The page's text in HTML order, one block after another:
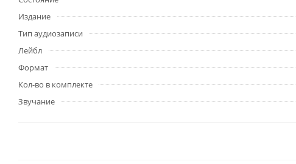
Издание
Тип аудиозаписи
Лейбл
Формат
Кол-во в комплекте
Звучание